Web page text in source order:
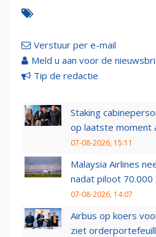
Verstuur per e-mail
Meld u aan voor de
Tip de redactie
Staking
op laatste moment
07-08-2026, 15:11
Malaysia Airlines
nadat piloot 70.000
07-08-2026, 14:07
Airbus op koers
ziet